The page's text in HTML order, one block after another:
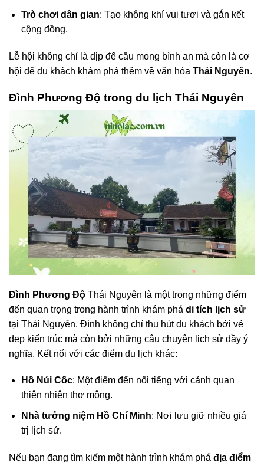
Trò chơi dân gian: Tạo không khí vui tươi và gắn kết
cộng đồng.
Lễ hội không chỉ là dịp để cầu mong bình an mà còn là cơ
hội để du khách khám phá thêm về văn hóa Thái Nguyên.
Đình Phương Độ trong du lịch Thái Nguyên
Đình Phương Độ Thái Nguyên là một trong những điểm
đến quan trọng trong hành trình khám phá di tích lịch sử
tại Thái Nguyên. Đình không chỉ thu hút du khách bởi vẻ
đẹp kiến trúc mà còn bởi những câu chuyện lịch sử đầy ý
nghĩa. Kết nối với các điểm du lịch khác:
Hồ Núi Cốc: Một điểm đến nổi tiếng với cảnh quan
thiên nhiên thơ mộng.
Nhà tưởng niệm Hồ Chí Minh: Nơi lưu giữ nhiều giá
trị lịch sử.
Nếu bạn đang tìm kiếm một hành trình khám phá địa điểm